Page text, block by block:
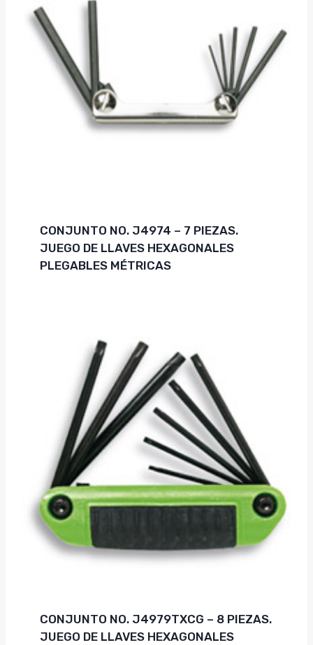
CONJUNTO NO. J4974 – 7 PIEZAS.
JUEGO DE LLAVES HEXAGONALES
PLEGABLES MÉTRICAS
CONJUNTO NO. J4979TXCG – 8 PIEZAS.
JUEGO DE LLAVES HEXAGONALES